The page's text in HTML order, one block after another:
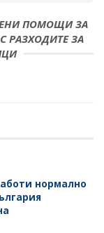
нормално
И НА
ПОМОЩИ ЗА
РАЗХОДИТЕ ЗА